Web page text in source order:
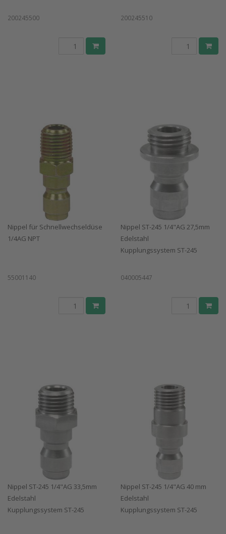
200245500 200245510
Nippel für Schnellwechseldüse
1/4AG NPT
55001140
Nippel ST-245 1/4"AG 27,5mm
Edelstahl
Kupplungssystem ST-245
040005447
Nippel ST-245 1/4"AG 33,5mm
Edelstahl
Kupplungssystem ST-245
Nippel ST-245 1/4"AG 40 mm
Edelstahl
Kupplungssystem ST-245